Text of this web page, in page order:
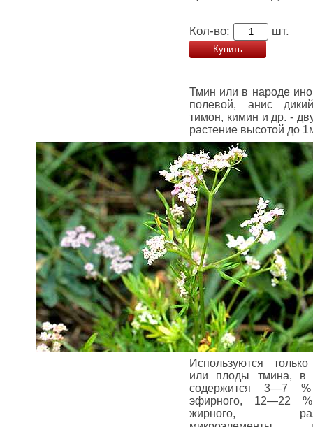
Кол-во: шт.
Купить
Тмин или в народе
полевой, анис
тимон, кимин и др. -
растение высотой до
Используются
или плоды тмина, в
содержится 3—7
эфирного, 12—22
жирного,